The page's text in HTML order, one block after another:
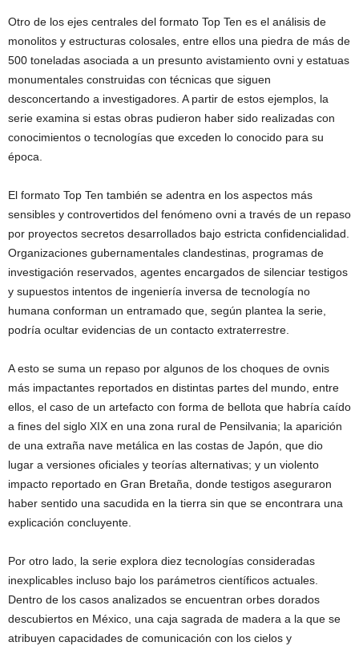
Otro de los ejes centrales del formato Top Ten es el análisis de
monolitos y estructuras colosales, entre ellos una piedra de más de
500 toneladas asociada a un presunto avistamiento ovni y estatuas
monumentales construidas con técnicas que siguen
desconcertando a investigadores. A partir de estos ejemplos, la
serie examina si estas obras pudieron haber sido realizadas con
conocimientos o tecnologías que exceden lo conocido para su
época.
El formato Top Ten también se adentra en los aspectos más
sensibles y controvertidos del fenómeno ovni a través de un repaso
por proyectos secretos desarrollados bajo estricta confidencialidad.
Organizaciones gubernamentales clandestinas, programas de
investigación reservados, agentes encargados de silenciar testigos
y supuestos intentos de ingeniería inversa de tecnología no
humana conforman un entramado que, según plantea la serie,
podría ocultar evidencias de un contacto extraterrestre.
A esto se suma un repaso por algunos de los choques de ovnis
más impactantes reportados en distintas partes del mundo, entre
ellos, el caso de un artefacto con forma de bellota que habría caído
a fines del siglo XIX en una zona rural de Pensilvania; la aparición
de una extraña nave metálica en las costas de Japón, que dio
lugar a versiones oficiales y teorías alternativas; y un violento
impacto reportado en Gran Bretaña, donde testigos aseguraron
haber sentido una sacudida en la tierra sin que se encontrara una
explicación concluyente.
Por otro lado, la serie explora diez tecnologías consideradas
inexplicables incluso bajo los parámetros científicos actuales.
Dentro de los casos analizados se encuentran orbes dorados
descubiertos en México, una caja sagrada de madera a la que se
atribuyen capacidades de comunicación con los cielos y